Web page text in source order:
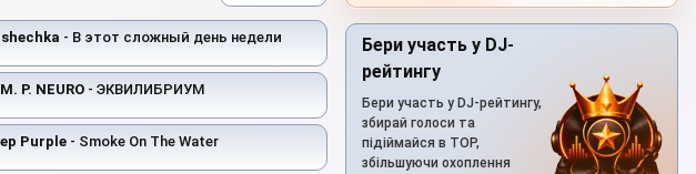
- В этот сложный день недели
P. NEURO - ЭКВИЛИБРИУМ
Purple - Smoke On The Water
Бери участь у DJ-
рейтингу
Бери участь у DJ-рейтингу,
збирай голоси та
підіймайся в TOP,
збільшуючи охоплення